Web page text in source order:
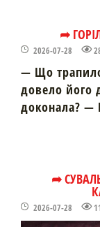
➦
2026-07-28
— Що
довело його
доконала? —
➦
2026-07-28